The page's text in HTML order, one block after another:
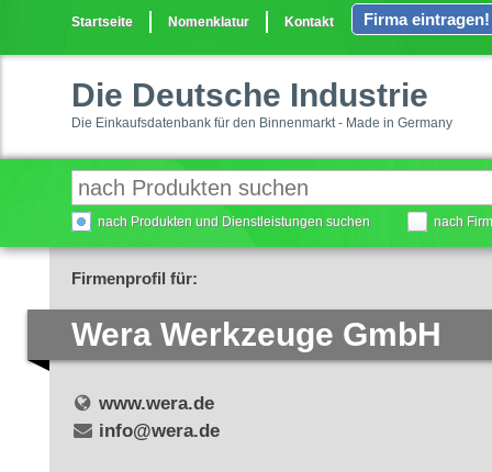
Startseite Nomenklatur Kontakt Firma eintragen!
Die Deutsche Industrie
Die Einkaufsdatenbank für den Binnenmarkt - Made in Germany
nach Produkten und Dienstleistungen suchen nach
Firmenprofil für:
Wera Werkzeuge GmbH
www.wera.de
info@wera.de